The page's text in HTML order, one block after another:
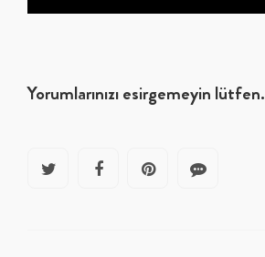
Yorumlarınızı esirgemeyin lütfen.